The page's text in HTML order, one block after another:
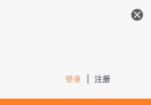
登录 注册